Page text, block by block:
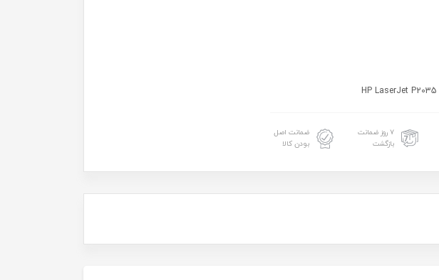
۷ روز ضمانت
بازگشت
ضمانت اصل
بودن کالا